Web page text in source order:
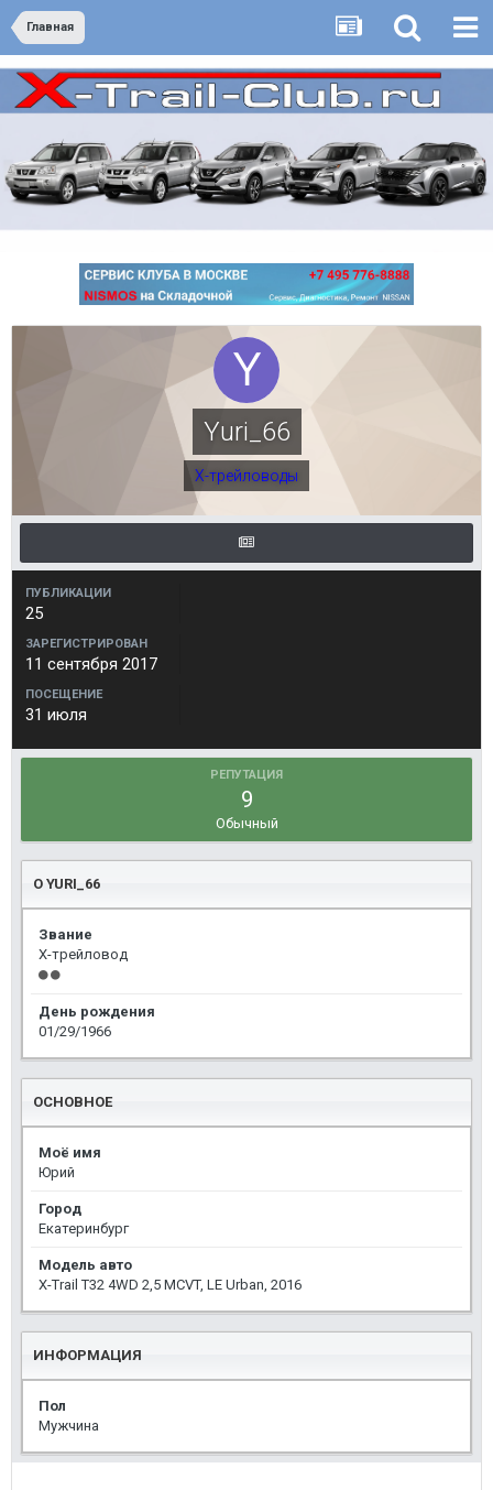
Главная
Yuri_66
Х-трейловоды
ПУБЛИКАЦИИ
25
ЗАРЕГИСТРИРОВАН
11 сентября 2017
ПОСЕЩЕНИЕ
31 июля
РЕПУТАЦИЯ
9
Обычный
О YURI_66
Звание
Х-трейловод
День рождения
01/29/1966
ОСНОВНОЕ
Моё имя
Юрий
Город
Екатеринбург
Модель авто
X-Trail T32 4WD 2,5 MCVT, LE Urban, 2016
ИНФОРМАЦИЯ
Пол
Мужчина